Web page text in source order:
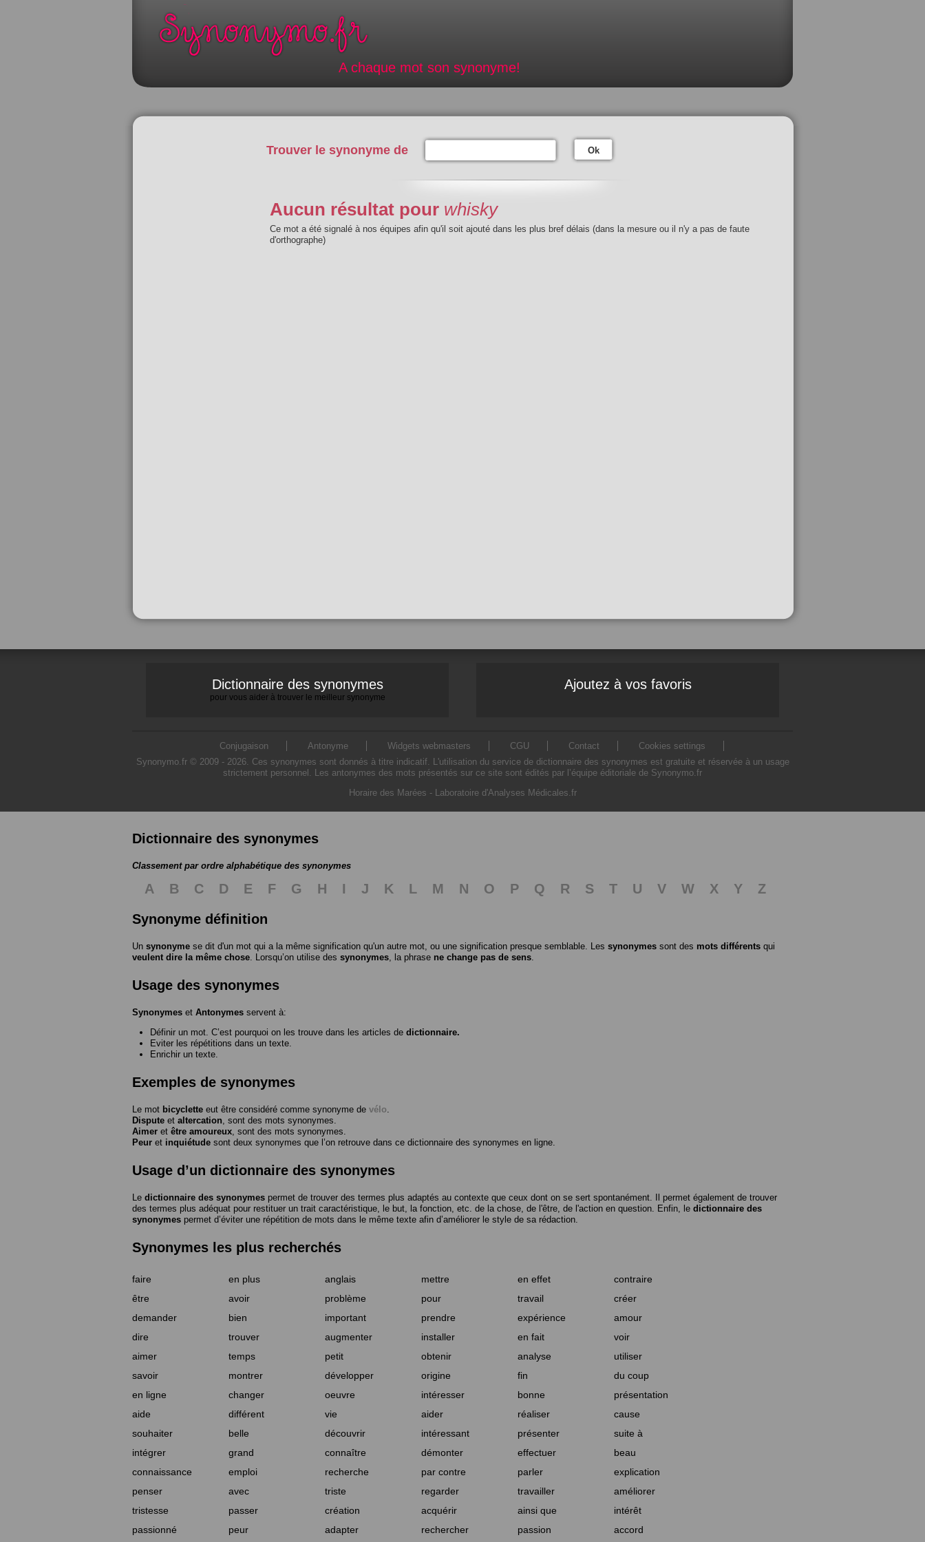
A chaque mot son synonyme!
Trouver le synonyme de Ok
Aucun résultat pour whisky
Ce mot a été signalé à nos équipes afin qu'il soit ajouté dans les plus bref délais (dans la mesure ou il n'y a pas de faute
d'orthographe)
Dictionnaire des synonymes
pour vous aider à trouver le meilleur synonyme
Ajoutez à vos favoris
Conjugaison Antonyme Widgets webmasters CGU Contact
Cookies settings
Synonymo.fr © 2009 - 2026. Ces synonymes sont donnés à titre indicatif. L'utilisation du service de dictionnaire des synonymes est gratuite et réservée à un usage
strictement personnel. Les antonymes des mots présentés sur ce site sont édités par l’équipe éditoriale de Synonymo.fr
Horaire des Marées - Laboratoire d'Analyses Médicales.fr
Dictionnaire des synonymes
Classement par ordre alphabétique des synonymes
A B C D E F G H I J K L M N O P Q R S T U V W X Y
Z
Synonyme définition
Un synonyme se dit d'un mot qui a la même signification qu'un autre mot, ou une signification presque semblable. Les synonymes sont des mots différents qui
veulent dire la même chose . Lorsqu’on utilise des synonymes , la phrase ne change pas de sens
Usage des synonymes
Synonymes et Antonymes servent à:
Définir un mot. C’est pourquoi on les trouve dans les articles de dictionnaire.
Eviter les répétitions dans un texte.
Enrichir un texte.
Exemples de synonymes
Le mot bicyclette eut être considéré comme synonyme de vélo
Dispute et altercation , sont des mots synonymes.
Aimer et être amoureux , sont des mots synonymes.
Peur et inquiétude sont deux synonymes que l’on retrouve dans ce dictionnaire des synonymes en ligne.
Usage d’un dictionnaire des synonymes
Le dictionnaire des synonymes permet de trouver des termes plus adaptés au contexte que ceux dont on se sert spontanément. Il permet également de trouver
des termes plus adéquat pour restituer un trait caractéristique, le but, la fonction, etc. de la chose, de l'être, de l'action en question. Enfin, le dictionnaire des
synonymes permet d’éviter une répétition de mots dans le même texte afin d’améliorer le style de sa rédaction.
Synonymes les plus recherchés
faire en plus anglais mettre en effet
contraire
être
avoir problème pour travail
créer
demander
bien important prendre expérience
amour
dire
trouver augmenter installer en fait
voir
aimer
temps petit obtenir analyse
utiliser
savoir
montrer développer origine fin
du coup
en ligne
changer oeuvre intéresser bonne
présentation
aide
différent vie aider réaliser
cause
souhaiter
belle découvrir intéressant présenter
suite à
intégrer
grand connaître démonter effectuer
beau
connaissance
emploi recherche par contre parler
explication
penser
avec triste regarder travailler
améliorer
tristesse
passer création acquérir ainsi que
intérêt
passionné
peur adapter rechercher passion accord